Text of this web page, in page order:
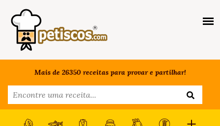
Mais de 26350 receitas para provar e partilhar!